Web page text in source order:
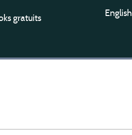
gratuits English